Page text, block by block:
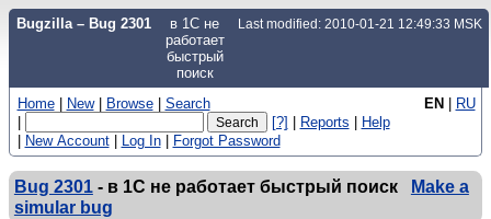
Bugzilla – Bug 2301
в 1С не
работает
быстрый
поиск
Last modified: 2010-01-21 12:49:33 MSK
EN | RU
Home | New | Browse | Search
|
[?] | Reports | Help
| New Account | Log In | Forgot Password
Bug 2301 - в 1С не работает быстрый поиск
Make a
simular bug